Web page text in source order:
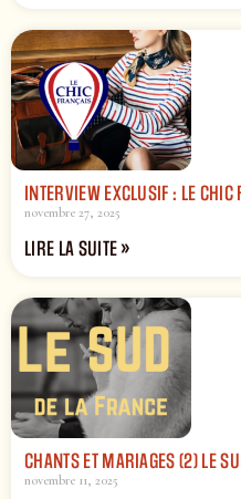
INTERVIEW EXCLUSIF : LE CHIC
novembre 27, 2025
LIRE LA SUITE »
CHANTS ET MARIAGES (2) LE
novembre 11, 2025